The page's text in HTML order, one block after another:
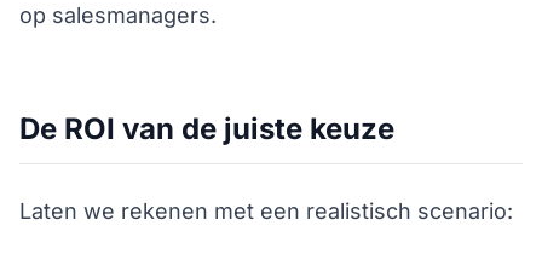
op salesmanagers.
De ROI van de juiste keuze
Laten we rekenen met een realistisch scenario: